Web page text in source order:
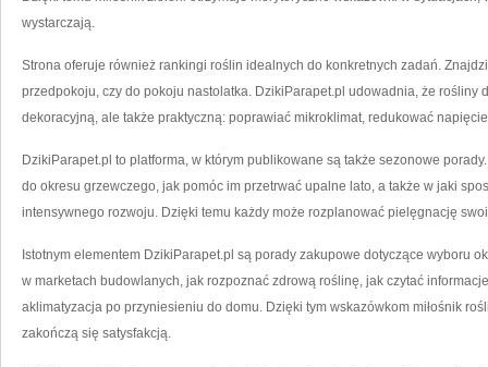
wystarczają.
Strona oferuje również rankingi roślin idealnych do konkretnych zadań.
przedpokoju, czy do pokoju nastolatka. DzikiParapet.pl udowadnia, że rośliny
dekoracyjną, ale także praktyczną: poprawiać mikroklimat, redukować
DzikiParapet.pl to platforma, w którym publikowane są także sezonowe
do okresu grzewczego, jak pomóc im przetrwać upalne lato, a także w jaki
intensywnego rozwoju. Dzięki temu każdy może rozplanować pielęgnację
Istotnym elementem DzikiParapet.pl są porady zakupowe dotyczące wyboru
w marketach budowlanych, jak rozpoznać zdrową roślinę, jak czytać
aklimatyzacja po przyniesieniu do domu. Dzięki tym wskazówkom miłośnik
zakończą się satysfakcją.